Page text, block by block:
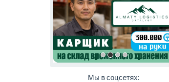
Мы в соцсетях: